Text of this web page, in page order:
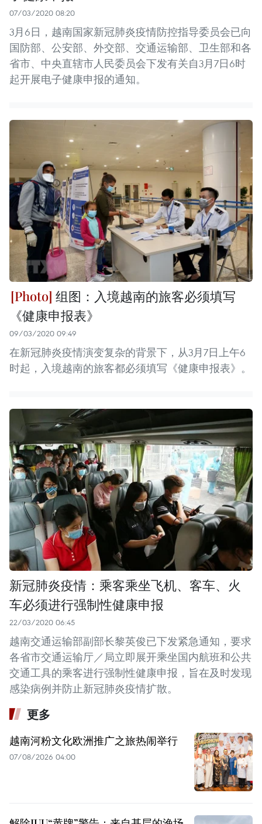
07/03/2020 08:20
3月6日，越南国家新冠肺炎疫情防控指导委员会已向
国防部、公安部、外交部、交通运输部、卫生部和各
省市、中央直辖市人民委员会下发有关自3月7日6时
起开展电子健康申报的通知。
组图：入境越南的旅客必须填写
《健康申报表》
09/03/2020 09:49
在新冠肺炎疫情演变复杂的背景下，从3月7日上午6
时起，入境越南的旅客都必须填写《健康申报表》。
新冠肺炎疫情：乘客乘坐飞机、客车、火
车必须进行强制性健康申报
22/03/2020 06:45
越南交通运输部副部长黎英俊已下发紧急通知，要求
各省市交通运输厅／局立即展开乘坐国内航班和公共
交通工具的乘客进行强制性健康申报，旨在及时发现
感染病例并防止新冠肺炎疫情扩散。
更多
越南河粉文化欧洲推广之旅热闹举行
07/08/2026 04:00